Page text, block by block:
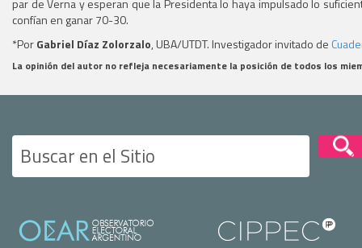
par de Verna y esperan que la Presidenta lo haya impulsado lo
confían en ganar 70-30.
*PorGabriel Díaz Zolorzalo, UBA/UTDT. Investigador invitado de
La opinión del autor no refleja necesariamente la posición de todos los